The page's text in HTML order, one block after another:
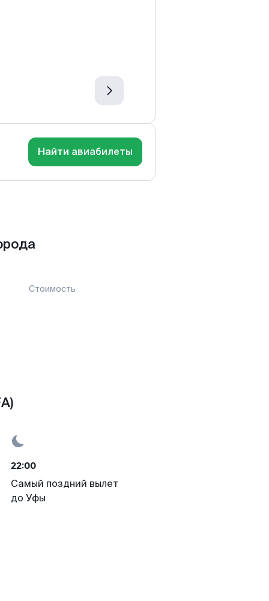
Найти авиабилеты
Стоимость
22:00
Самый поздний вылет
до Уфы